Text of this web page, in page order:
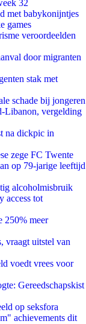
32
met babykonijntjes
games
veroordeelden
door migranten
stak met
schade bij jongeren
Libanon, vergelding
na dickpic in
zege FC Twente
op 79-jarige leeftijd
alcoholmisbruik
access tot
250% meer
vraagt uitstel van
voedt vrees voor
Gereedschapskist
op seksfora
achievements dit